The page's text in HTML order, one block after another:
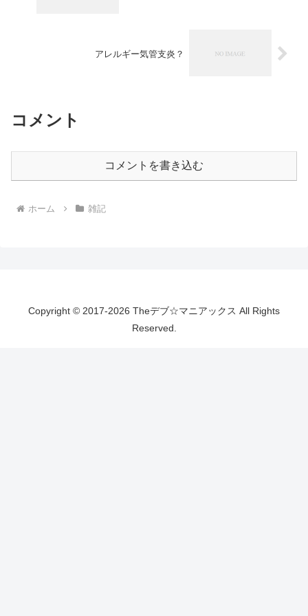
アレルギー気管支炎？
コメント
コメントを書き込む
ホーム 雑記
Copyright © 2017-2026 Theデブ☆マニアックス All Rights
Reserved.